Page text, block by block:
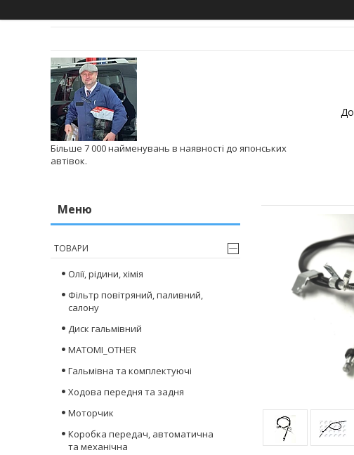
Більше 7 000 найменувань в наявності до японських
автівок.
ТОВАРИ
Олії, рідини, хімія
Фільтр повітряний, паливний,
салону
Диск гальмівний
MATOMI_OTHER
Гальмівна та комплектуючі
Ходова передня та задня
Моторчик
Коробка передач, автоматична
та механічна